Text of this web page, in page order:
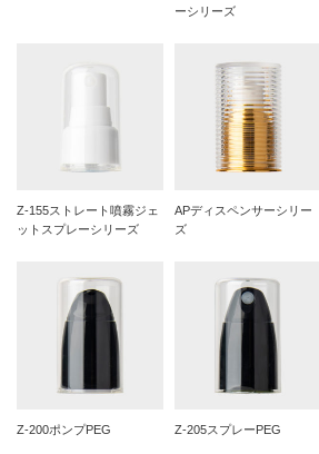
ーシリーズ
Z-155ストレート噴霧ジェ
ットスプレーシリーズ
APディスペンサーシリー
ズ
Z-200ポンプPEG Z-205スプレーPEG